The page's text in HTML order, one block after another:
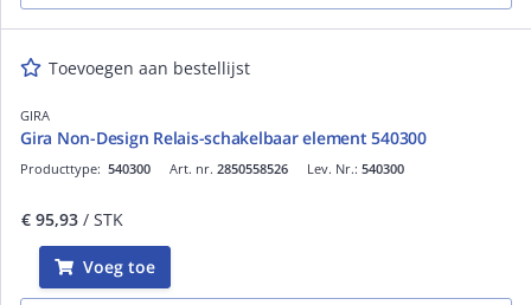
Toevoegen aan bestellijst
GIRA
Gira Non-Design Relais-schakelbaar element 540300
Art. nr. 2850558526
Producttype: 540300 Lev. Nr.: 540300
€ 95,93 / STK
Voeg toe